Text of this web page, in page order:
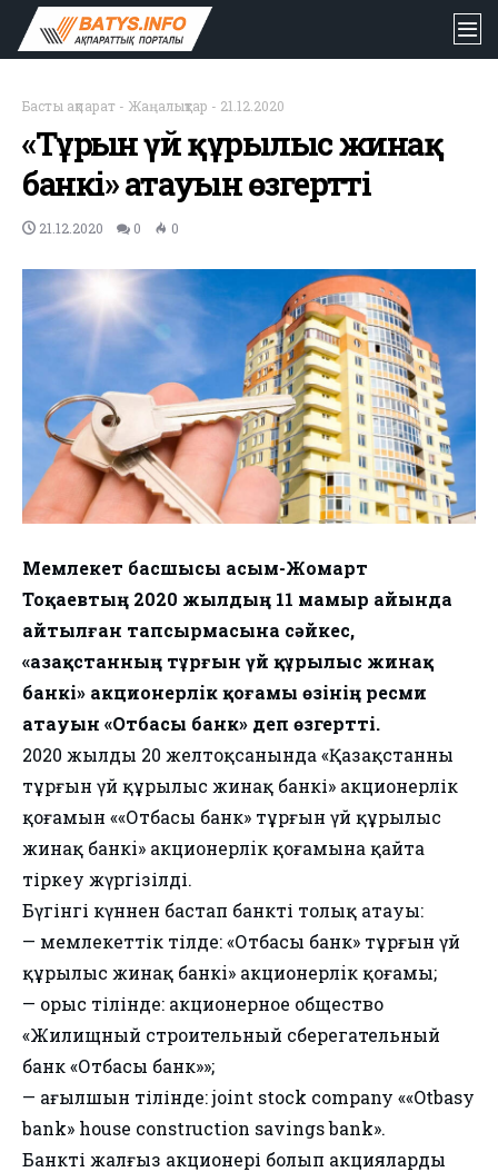
Басты ақпарат - Жаңалықтар - 21.12.2020
«Тұрғын үй құрылыс жинақ
банкі» атауын өзгертті
21.12.2020 0 0
Мемлекет басшысы Қасым-Жомарт
Тоқаевтың 2020 жылдың 11 мамыр айында
айтылған тапсырмасына сәйкес,
«Қазақстанның тұрғын үй құрылыс жинақ
банкі» акционерлік қоғамы өзінің ресми
атауын «Отбасы банк» деп өзгертті.
2020 жылдың 20 желтоқсанында «Қазақстанның
тұрғын үй құрылыс жинақ банкі» акционерлік
қоғамын ««Отбасы банк» тұрғын үй құрылыс
жинақ банкi» акционерлiк қоғамына қайта
тіркеу жүргізілді.
Бүгінгі күннен бастап банктің толық атауы:
— мемлекеттік тілде: «Отбасы банк» тұрғын үй
құрылыс жинақ банкi» акционерлiк қоғамы;
— орыс тілінде: акционерное общество
«Жилищный строительный сберегательный
банк «Отбасы банк»»;
— ағылшын тілінде: joint stock company ««Otbasy
bank» house construction savings bank».
Банктің жалғыз акционері болып акциялардың